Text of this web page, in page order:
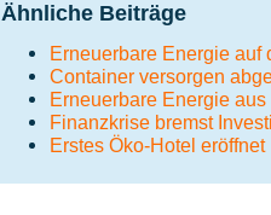
Ähnliche Beiträge
Erneuerbare Energie auf
Container versorgen
Erneuerbare Energie
Finanzkrise bremst
Erstes Öko-Hotel